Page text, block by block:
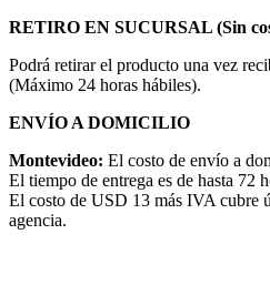
RETIRO EN SUCURSAL (Sin
Podrá retirar el producto una vez
(Máximo 24 horas hábiles).
ENVÍO A DOMICILIO
Montevideo: El costo de envío a
El tiempo de entrega es de hasta 72
El costo de USD 13 más IVA cubre
agencia.